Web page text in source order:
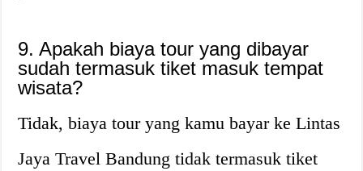
9. Apakah biaya tour yang dibayar
sudah termasuk tiket masuk tempat
wisata?
Tidak, biaya tour yang kamu bayar ke Lintas
Jaya Travel Bandung tidak termasuk tiket